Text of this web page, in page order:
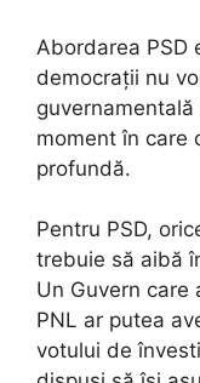
Abordarea PSD
democrații nu
moment în care
profundă.
Pentru PSD,
trebuie să aibă
Un Guvern care
PNL ar putea
votului de